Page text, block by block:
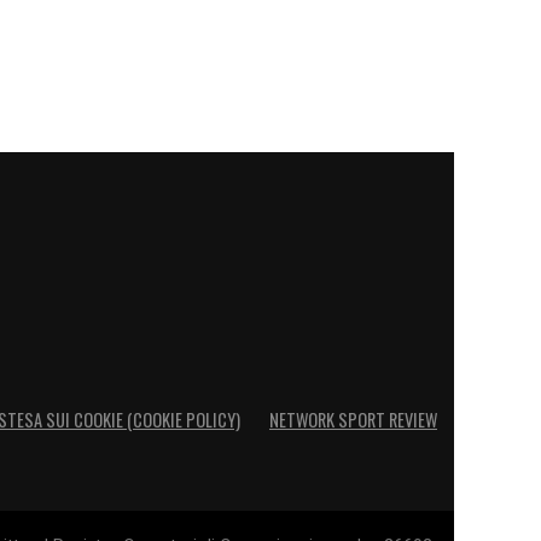
SUI COOKIE (COOKIE POLICY) NETWORK SPORT REVIEW